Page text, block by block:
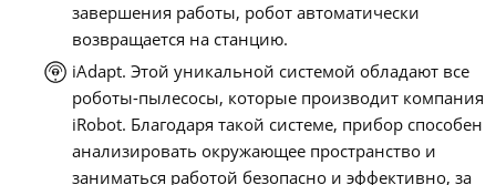
завершения работы, робот автоматически
возвращается на станцию.
iAdapt. Этой уникальной системой обладают все
роботы-пылесосы, которые производит компания
iRobot. Благодаря такой системе, прибор способен
анализировать окружающее пространство и
заниматься работой безопасно и эффективно, за